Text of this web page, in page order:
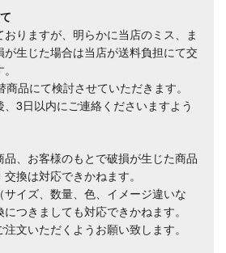
りますが、明らかに当店のミス、ま
生じた場合は当店が送料負担にて交
品にて検討させていただきます。
3日以内にご連絡くださいますよう
、お客様のもとで破損が生じた商品
換は対応できかねます。
サイズ、数量、色、イメージ違いな
つきましても対応できかねます。
文いただくようお願い致します。